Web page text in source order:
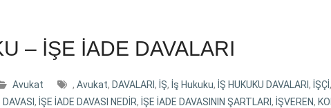
– İŞE İADE DAVALARI
Avukat , Avukat, DAVALARI , İŞ, İş Hukuku, İŞ HUKUKU DAVALARI , İŞÇİ,
DAVASI , İŞE İADE DAVASI NEDİR, İŞE İADE DAVASININ ŞARTLARI , İŞVEREN,